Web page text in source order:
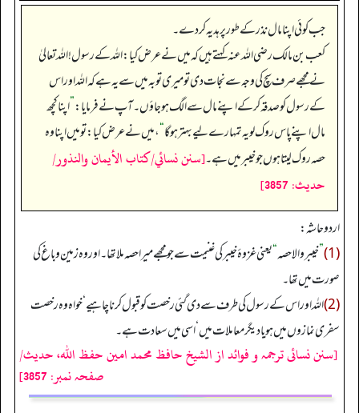
جب کوئی اپنا مال نذر کے طور پر ہدیہ کر دے۔
کعب بن مالک رضی اللہ عنہ کہتے ہیں کہ میں نے عرض کیا: اللہ کے رسول! اللہ تعالیٰ
نے مجھے صرف سچ کی وجہ سے نجات دی تو میری توبہ میں سے یہ ہے کہ اللہ اور اس
کے رسول کو صدقہ کر کے اپنے مال سے الگ ہو جاؤں۔ آپ نے فرمایا:”اپنا کچھ
مال اپنے پاس روک لو یہ تمہارے لیے بہتر ہو گا“، میں نے عرض کیا: تو میں اپنا وہ
حصہ روک لیتا ہوں جو خیبر میں ہے۔[سنن نسائي/كتاب الأيمان والنذور/
حدیث: 3857]
اردو حاشہ:
(1)
”خیبر والا حصہ“یعنی غزوۂ خیبر کی غنیمت سے جو مجھے میرا حصہ ملا تھا۔ اور وہ زمین وباغ کی
صورت میں تھا۔
(2) اللہ اور اس کے رسول کی طرف سے دی گئی رخصت کو قبول کرنا چاہیے‘ خواہ وہ رخصت
سفری نمازوں میں ہو یا دیگر معاملات میں‘ اسی میں سعادت ہے۔
[سنن نسائی ترجمہ و فوائد از الشیخ حافظ محمد امین حفظ اللہ، حدیث/
صفحہ نمبر: 3857]